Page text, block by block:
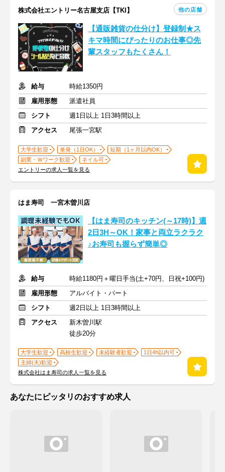
株式会社エントリー名古屋支店【TKI】 他の店舗
【通販雑貨の仕分け】登録制★ス
キマ時間にぴったりのお仕事◎先
輩スタッフもたくさん！
給与
時給1350円
雇用形態
派遣社員
シフト
週1日以上 1日3時間以上
アクセス
尾張一宮駅
大学生歓迎 単発（1日OK）
短期（1ヶ月以内OK）
副業・Ｗワーク歓迎
ネイル可
エントリーの求人一覧を見る
はま寿司 一宮木曽川店
【はま寿司のキッチン(～17時)】週
2日3H～OK！家事と両立ラクラク
♪お寿司も握らず簡単◎
給与
時給1180円＋曜日手当(土+70円、日祝+100円)
雇用形態
アルバイト・パート
シフト
週2日以上 1日3時間以上
アクセス
新木曽川駅
徒歩20分
大学生歓迎 高校生歓迎 未経験者歓迎
1日4h以内可
主婦(夫)歓迎
株式会社はま寿司の求人一覧を見る
あなたにピッタリのおすすめ求人